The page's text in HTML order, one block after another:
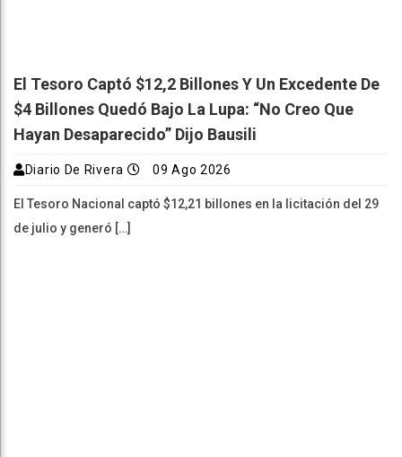
El Tesoro Captó $12,2 Billones Y Un Excedente De
$4 Billones Quedó Bajo La Lupa: “No Creo Que
Hayan Desaparecido” Dijo Bausili
Diario De Rivera 09 Ago 2026
El Tesoro Nacional captó $12,21 billones en la licitación del 29
de julio y generó […]